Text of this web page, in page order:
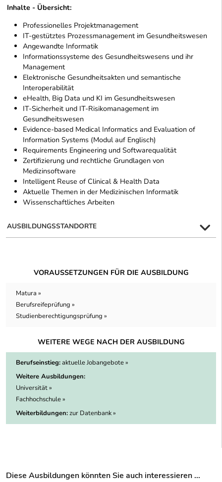
Inhalte - Übersicht:
Professionelles Projektmanagement
IT-gestütztes Prozessmanagement im Gesundheitswesen
Angewandte Informatik
Informationssysteme des Gesundheitswesens und ihr
Management
Elektronische Gesundheitsakten und semantische
Interoperabilität
eHealth, Big Data und KI im Gesundheitswesen
IT-Sicherheit und IT-Risikomanagement im
Gesundheitswesen
Evidence-based Medical Informatics and Evaluation of
Information Systems (Modul auf Englisch)
Requirements Engineering und Softwarequalität
Zertifizierung und rechtliche Grundlagen von
Medizinsoftware
Intelligent Reuse of Clinical & Health Data
Aktuelle Themen in der Medizinischen Informatik
Wissenschaftliches Arbeiten
AUSBILDUNGSSTANDORTE
VORAUSSETZUNGEN FÜR DIE AUSBILDUNG
Matura »
Berufsreifeprüfung »
Studienberechtigungsprüfung »
WEITERE WEGE NACH DER AUSBILDUNG
Berufseinstieg:aktuelle Jobangebote »
Weitere Ausbildungen:
Universität »
Fachhochschule »
Weiterbildungen:zur Datenbank »
Diese Ausbildungen könnten Sie auch interessieren ...